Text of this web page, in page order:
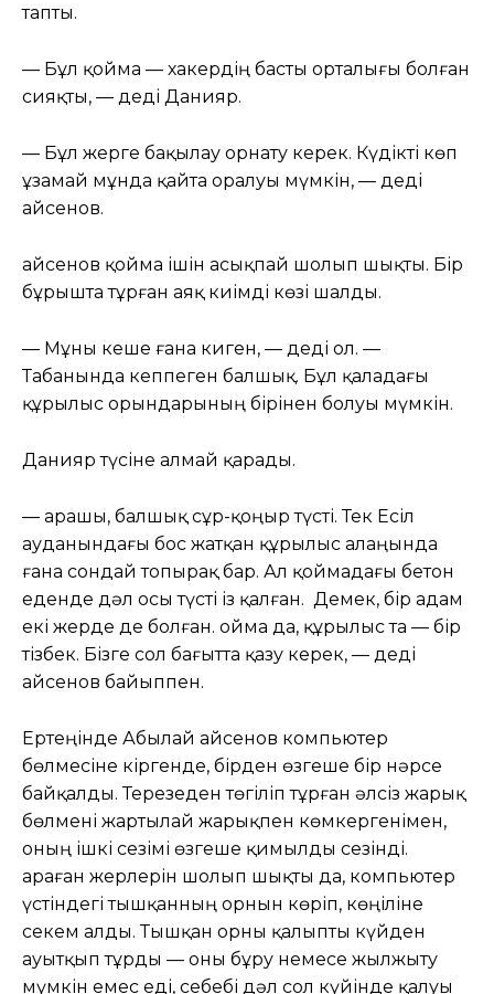
тапты.
— Бұл қойма — хакердің басты орталығы болған
сияқты, — деді Данияр.
— Бұл жерге бақылау орнату керек. Күдікті көп
ұзамай мұнда қайта оралуы мүмкін, — деді
Қайсенов.
Қайсенов қойма ішін асықпай шолып шықты. Бір
бұрышта тұрған аяқ киімді көзі шалды.
— Мұны кеше ғана киген, — деді ол. —
Табанында кеппеген балшық. Бұл қаладағы
құрылыс орындарының бірінен болуы мүмкін.
Данияр түсіне алмай қарады.
— Қарашы, балшық сұр-қоңыр түсті. Тек Есіл
ауданындағы бос жатқан құрылыс алаңында
ғана сондай топырақ бар. Ал қоймадағы бетон
еденде дәл осы түсті із қалған. Демек, бір адам
екі жерде де болған. Қойма да, құрылыс та — бір
тізбек. Бізге сол бағытта қазу керек, — деді
Қайсенов байыппен.
Ертеңінде Абылай Қайсенов компьютер
бөлмесіне кіргенде, бірден өзгеше бір нәрсе
байқалды. Терезеден төгіліп тұрған әлсіз жарық
бөлмені жартылай жарықпен көмкергенімен,
оның ішкі сезімі өзгеше қимылды сезінді.
Қараған жерлерін шолып шықты да, компьютер
үстіндегі тышқанның орнын көріп, көңіліне
секем алды. Тышқан орны қалыпты күйден
ауытқып тұрды — оны бұру немесе жылжыту
мүмкін емес еді, себебі дәл сол күйінде қалуы